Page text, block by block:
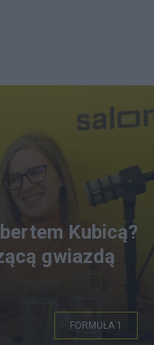
Kubicą?
gwiazdą
FORMUŁA 1